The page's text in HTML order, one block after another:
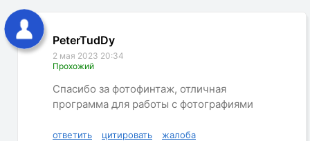
PeterTudDy
2 мая 2023 20:34
Прохожий
Спасибо за фотофинтаж, отличная
программа для работы с фотографиями
ответить цитировать жалоба